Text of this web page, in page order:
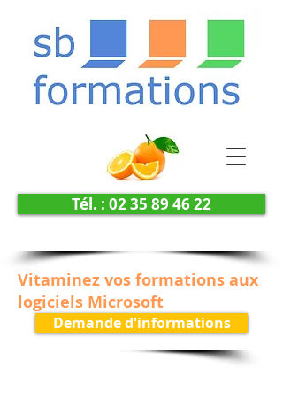
Tél. : 02 35 89 46 22
Vitaminez vos formations aux
logiciels Microsoft
Demande d'informations